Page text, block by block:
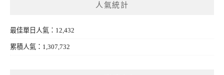
人氣統計
最佳單日人氣：12,432
累積人氣：1,307,732